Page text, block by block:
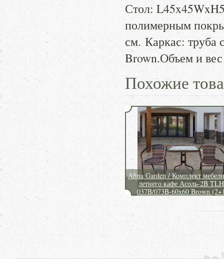
Стол:
полимерным
см. Каркас: труба
Brown.Объем и
Похожие
Afina Garden / Комплект
летнего кафе Асоль-2B
037B/073B-60х60 Brown